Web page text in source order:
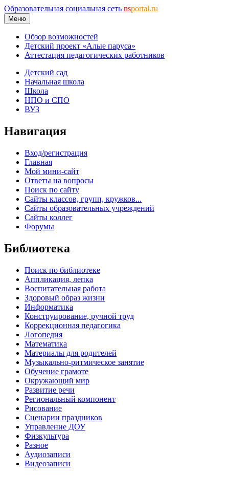
Образовательная социальная сеть nsportal.ru
Меню
Обзор возможностей
Детский проект «Алые паруса»
Аттестация педагогических работников
Детский сад
Начальная школа
Школа
НПО и СПО
ВУЗ
Навигация
Вход/регистрация
Главная
Мой мини-сайт
Ответы на вопросы
Поиск по сайту
Сайты классов, групп, кружков...
Сайты образовательных учреждений
Сайты коллег
Форумы
Библиотека
Поиск по библиотеке
Аппликация, лепка
Воспитательная работа
Здоровый образ жизни
Информатика
Конструирование, ручной труд
Коррекционная педагогика
Логопедия
Математика
Материалы для родителей
Музыкально-ритмическое занятие
Обучение грамоте
Окружающий мир
Развитие речи
Региональный компонент
Рисование
Сценарии праздников
Управление ДОУ
Физкультура
Разное
Аудиозаписи
Видеозаписи